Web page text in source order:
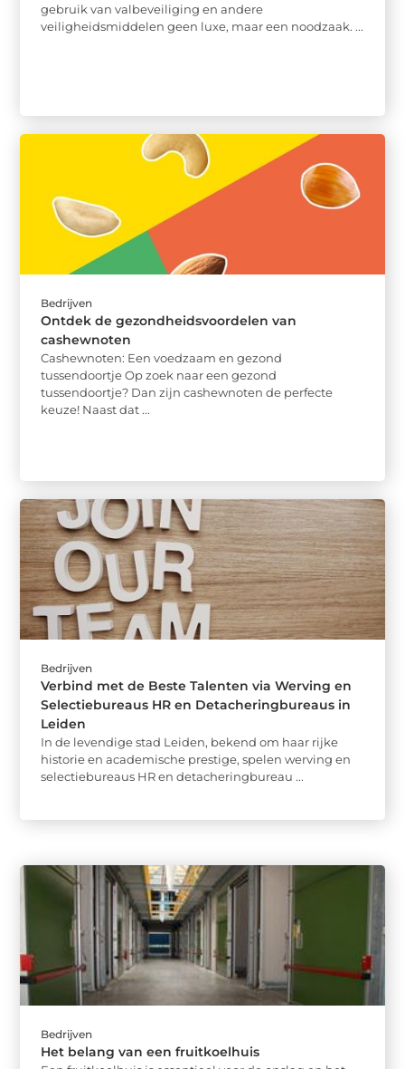
gebruik van valbeveiliging en andere
veiligheidsmiddelen geen luxe, maar een noodzaak. ...
Bedrijven
Ontdek de gezondheidsvoordelen van
cashewnoten
Cashewnoten: Een voedzaam en gezond
tussendoortje Op zoek naar een gezond
tussendoortje? Dan zijn cashewnoten de perfecte
keuze! Naast dat ...
Bedrijven
Verbind met de Beste Talenten via Werving en
Selectiebureaus HR en Detacheringbureaus in
Leiden
In de levendige stad Leiden, bekend om haar rijke
historie en academische prestige, spelen werving en
selectiebureaus HR en detacheringbureau ...
Bedrijven
Het belang van een fruitkoelhuis